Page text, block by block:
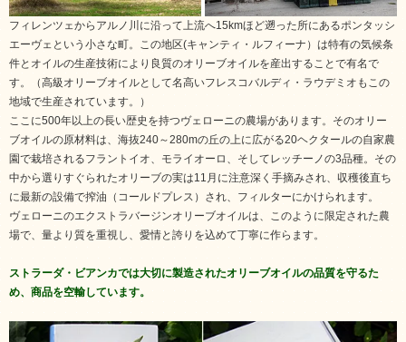
フィレンツェからアルノ川に沿って上流へ15kmほど遡った所にあるポンタッシ
エーヴェという小さな町。この地区(キャンティ・ルフィーナ）は特有の気候条
件とオイルの生産技術により良質のオリーブオイルを産出することで有名で
す。（高級オリーブオイルとして名高いフレスコバルディ・ラウデミオもこの
地域で生産されています。）
ここに500年以上の長い歴史を持つヴェローニの農場があります。そのオリー
ブオイルの原材料は、海抜240～280mの丘の上に広がる20ヘクタールの自家農
園で栽培されるフラントイオ、モライオーロ、そしてレッチーノの3品種。その
中から選りすぐられたオリーブの実は11月に注意深く手摘みされ、収穫後直ち
に最新の設備で搾油（コールドプレス）され、フィルターにかけられます。
ヴェローニのエクストラバージンオリーブオイルは、このように限定された農
場で、量より質を重視し、愛情と誇りを込めて丁寧に作らます。
ストラーダ・ビアンカでは大切に製造されたオリーブオイルの品質を守るた
め、商品を空輸しています。